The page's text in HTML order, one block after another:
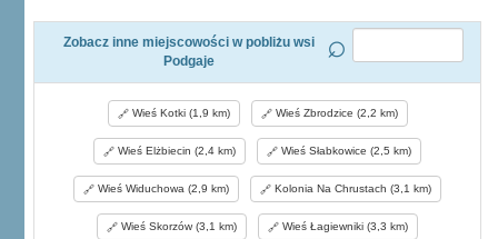
Zobacz inne miejscowości w pobliżu wsi
Podgaje
Wieś Kotki (1,9 km) Wieś Zbrodzice (2,2 km)
Wieś Elżbiecin (2,4 km) Wieś Słabkowice (2,5 km)
Wieś Widuchowa (2,9 km) Kolonia Na Chrustach (3,1 km)
Wieś Skorzów (3,1 km) Wieś Łagiewniki (3,3 km)